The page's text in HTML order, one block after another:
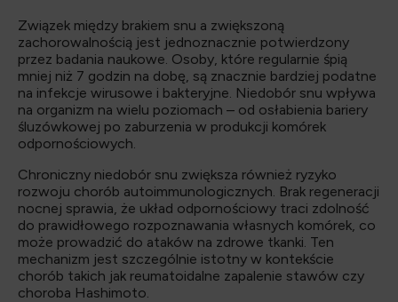
Związek między brakiem snu a zwiększoną
zachorowalnością jest jednoznacznie potwierdzony
przez badania naukowe. Osoby, które regularnie śpią
mniej niż 7 godzin na dobę, są znacznie bardziej podatne
na infekcje wirusowe i bakteryjne. Niedobór snu wpływa
na organizm na wielu poziomach – od osłabienia bariery
śluzówkowej po zaburzenia w produkcji komórek
odpornościowych.
Chroniczny niedobór snu zwiększa również ryzyko
rozwoju chorób autoimmunologicznych. Brak regeneracji
nocnej sprawia, że układ odpornościowy traci zdolność
do prawidłowego rozpoznawania własnych komórek, co
może prowadzić do ataków na zdrowe tkanki. Ten
mechanizm jest szczególnie istotny w kontekście
chorób takich jak reumatoidalne zapalenie stawów czy
choroba Hashimoto.